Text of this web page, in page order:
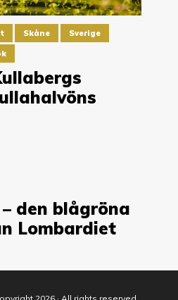
Skåne Sverige
den blågröna
Lombardiet